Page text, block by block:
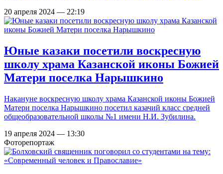
20 апреля 2024 — 22:19
Юные казаки посетили воскресную
школу храма Казанской иконы Божией
Матери поселка Нарышкино
Накануне воскресную школу храма Казанской иконы Божией
Матери поселка Нарышкино посетил казачий класс средней
общеобразовательной школы №1 имени Н.И. Зубилина.
19 апреля 2024 — 13:30
Фоторепортаж